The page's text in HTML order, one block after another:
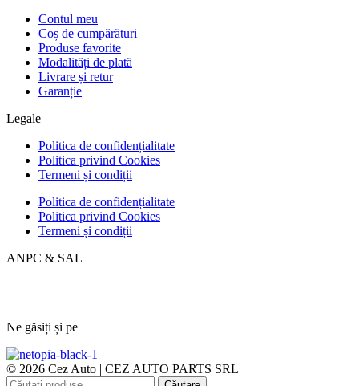
Contul meu
Coș de cumpărături
Produse favorite
Modalități de plată
Livrare și retur
Garanție
Legale
Politica de confidențialitate
Politica privind Cookies
Termeni și condiții
Politica de confidențialitate
Politica privind Cookies
Termeni și condiții
ANPC & SAL
Ne găsiți și pe
© 2026 Cez Auto | CEZ AUTO PARTS SRL